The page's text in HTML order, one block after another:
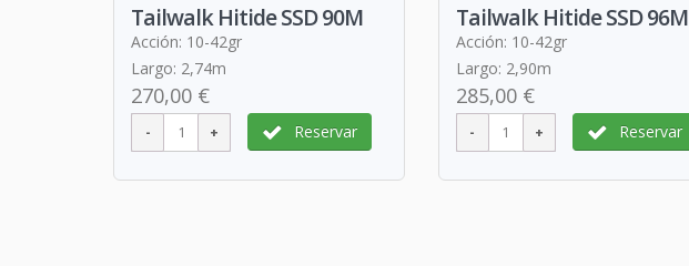
Tailwalk Hitide SSD 90M
Acción: 10-42gr
Largo: 2,74m
270,00 €
Reservar
Tailwalk Hitide SSD 96M
Acción: 10-42gr
Largo: 2,90m
285,00 €
Reservar